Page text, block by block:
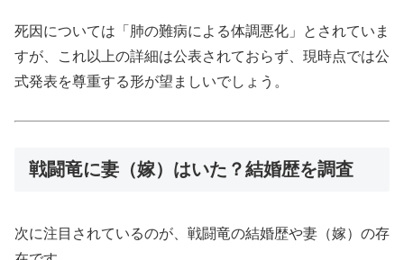
死因については「肺の難病による体調悪化」とされていま
すが、これ以上の詳細は公表されておらず、現時点では公
式発表を尊重する形が望ましいでしょう。
戦闘竜に妻（嫁）はいた？結婚歴を調査
次に注目されているのが、戦闘竜の結婚歴や妻（嫁）の存